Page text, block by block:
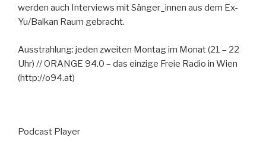
werden auch Interviews mit Sänger_innen aus dem Ex-
Yu/Balkan Raum gebracht.
Ausstrahlung: jeden zweiten Montag im Monat (21 – 22
Uhr) // ORANGE 94.0 – das einzige Freie Radio in Wien
(http://o94.at)
Podcast Player